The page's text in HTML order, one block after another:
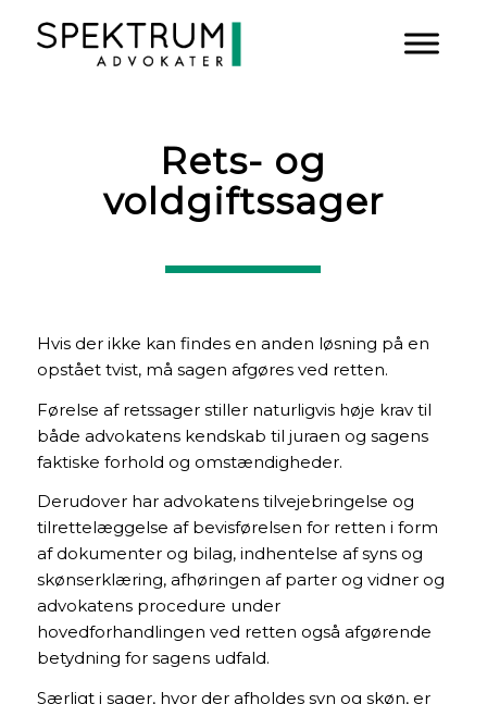
Rets- og
voldgiftssager
Hvis der ikke kan findes en anden løsning på en
opstået tvist, må sagen afgøres ved retten.
Førelse af retssager stiller naturligvis høje krav til
både advokatens kendskab til juraen og sagens
faktiske forhold og omstændigheder.
Derudover har advokatens tilvejebringelse og
tilrettelæggelse af bevisførelsen for retten i form
af dokumenter og bilag, indhentelse af syns og
skønserklæring, afhøringen af parter og vidner og
advokatens procedure under
hovedforhandlingen ved retten også afgørende
betydning for sagens udfald.
Særligt i sager, hvor der afholdes syn og skøn, er